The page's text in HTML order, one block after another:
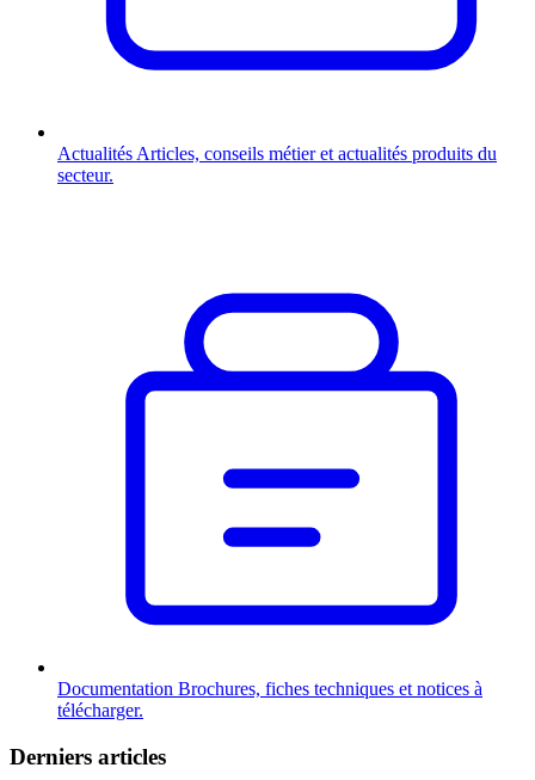
Actualités Articles, conseils métier et actualités produits du
secteur.
Documentation Brochures, fiches techniques et notices à
télécharger.
Derniers articles